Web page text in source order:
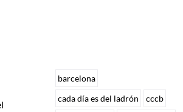
barcelona
cada día es del ladrón
cccb